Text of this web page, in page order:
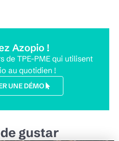
Azopio !
de TPE-PME qui utilisent
au quotidien !
UNE DÉMO
gustar